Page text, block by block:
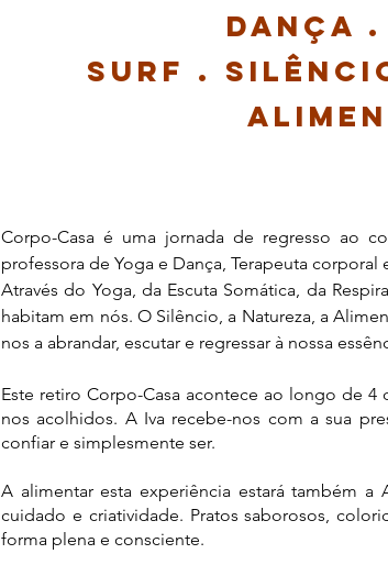
dança
SURF .
Corpo-Casa é uma jornada de regresso ao
professora de Yoga e Dança, Terapeuta
Através do Yoga, da Escuta Somática, da
habitam em nós. O Silêncio, a Natureza, a
nos a abrandar, escutar e regressar à nossa
Este retiro Corpo-Casa acontece ao longo de
nos acolhidos. A Iva recebe-nos com a sua
confiar e simplesmente ser.
A alimentar esta experiência estará também
cuidado e criatividade. Pratos saborosos,
forma plena e consciente.